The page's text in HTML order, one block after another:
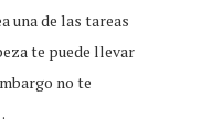
una de las tareas
te puede llevar
no te